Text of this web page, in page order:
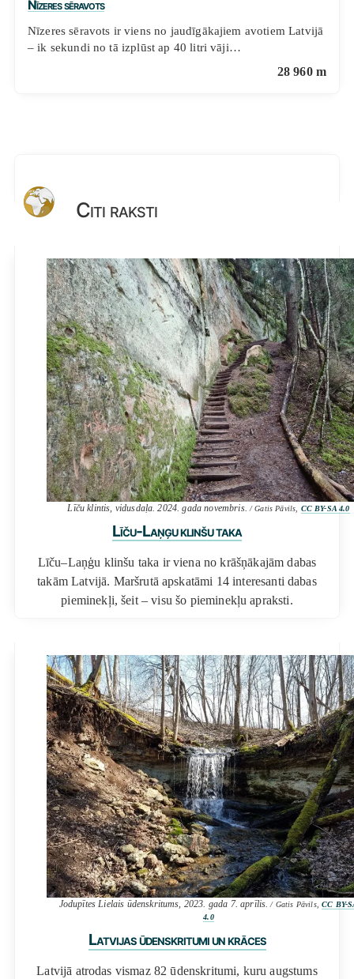
Nīzeres sēravots
Nīzeres sēravots ir viens no jaudīgākajiem avotiem Latvijā
– ik sekundi no tā izplūst ap 40 litri vāji…
28 960 m
Citi raksti
Līču klintis, vidusdaļa. 2024. gada novembris./ Gatis Pāvils, CC BY-SA 4.0
Līču-Laņģu klinšu taka
Līču–Laņģu klinšu taka ir viena no krāšņākajām dabas
takām Latvijā. Maršrutā apskatāmi 14 interesanti dabas
pieminekļi, šeit – visu šo pieminekļu apraksti.
Jodupītes Lielais ūdenskritums, 2023. gada 7. aprīlis./ Gatis Pāvils,CC BY-
4.0
Latvijas ūdenskritumi un krāces
Latvijā atrodas vismaz 82 ūdenskritumi, kuru augstums